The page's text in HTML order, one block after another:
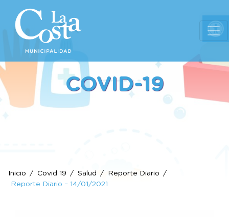
COVID-19
Inicio Covid 19 Salud
Reporte Diario
Reporte Diario – 14/01/2021